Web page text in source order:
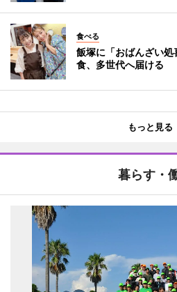
食べる
飯塚に「おばんざい
食、多世代へ届ける
もっと見る
暮らす・